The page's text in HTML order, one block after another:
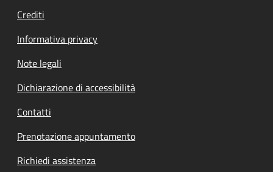
Crediti
Informativa privacy
Note legali
Dichiarazione di accessibilità
Contatti
Prenotazione appuntamento
Richiedi assistenza